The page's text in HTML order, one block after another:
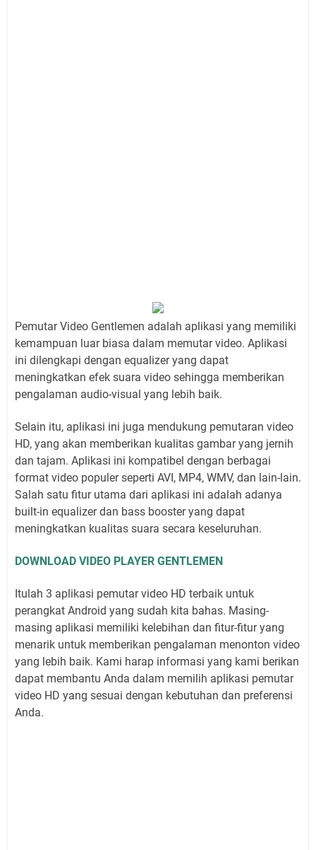
Pemutar Video Gentlemen adalah aplikasi yang memiliki
kemampuan luar biasa dalam memutar video. Aplikasi
ini dilengkapi dengan equalizer yang dapat
meningkatkan efek suara video sehingga memberikan
pengalaman audio-visual yang lebih baik.
Selain itu, aplikasi ini juga mendukung pemutaran video
HD, yang akan memberikan kualitas gambar yang jernih
dan tajam. Aplikasi ini kompatibel dengan berbagai
format video populer seperti AVI, MP4, WMV, dan lain-lain.
Salah satu fitur utama dari aplikasi ini adalah adanya
built-in equalizer dan bass booster yang dapat
meningkatkan kualitas suara secara keseluruhan.
DOWNLOAD VIDEO PLAYER GENTLEMEN
Itulah 3 aplikasi pemutar video HD terbaik untuk
perangkat Android yang sudah kita bahas. Masing-
masing aplikasi memiliki kelebihan dan fitur-fitur yang
menarik untuk memberikan pengalaman menonton video
yang lebih baik. Kami harap informasi yang kami berikan
dapat membantu Anda dalam memilih aplikasi pemutar
video HD yang sesuai dengan kebutuhan dan preferensi
Anda.